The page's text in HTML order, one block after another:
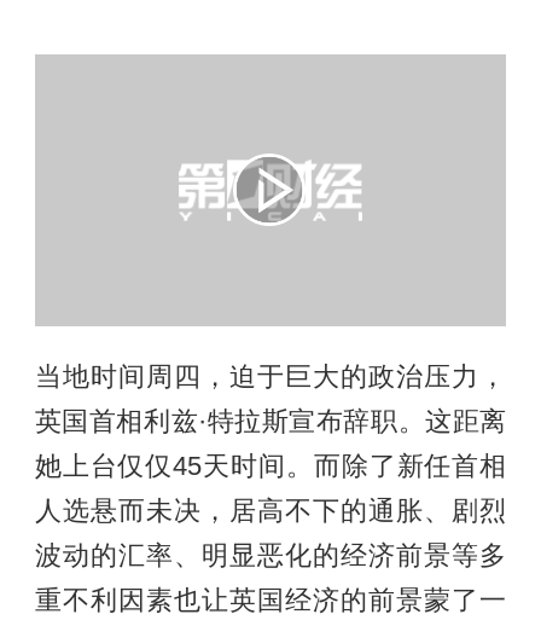
当地时间周四，迫于巨大的政治压力，
英国首相利兹·特拉斯宣布辞职。这距离
她上台仅仅45天时间。而除了新任首相
人选悬而未决，居高不下的通胀、剧烈
波动的汇率、明显恶化的经济前景等多
重不利因素也让英国经济的前景蒙了一